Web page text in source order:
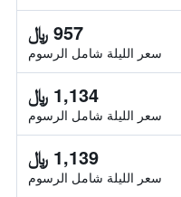
957 ﷼
سعر الليلة شامل الرسوم
1,134 ﷼
سعر الليلة شامل الرسوم
1,139 ﷼
سعر الليلة شامل الرسوم